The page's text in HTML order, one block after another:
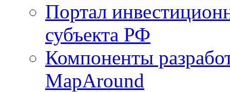
Портал
субъекта РФ
Компоненты
MapAround